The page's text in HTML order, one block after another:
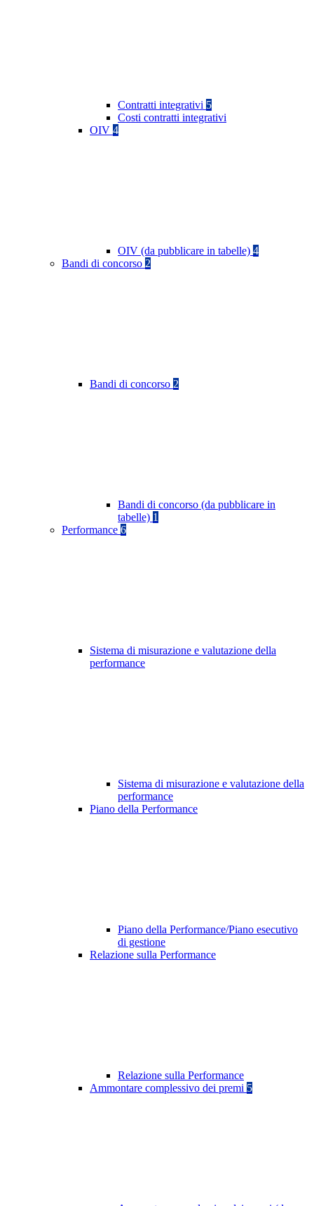
Contratti integrativi 5
Costi contratti integrativi
OIV 4
OIV (da pubblicare in tabelle) 4
Bandi di concorso 2
Bandi di concorso 2
Bandi di concorso (da pubblicare in
tabelle) 1
Performance 6
Sistema di misurazione e valutazione della
performance
Sistema di misurazione e valutazione della
performance
Piano della Performance
Piano della Performance/Piano esecutivo
di gestione
Relazione sulla Performance
Relazione sulla Performance
Ammontare complessivo dei premi 5